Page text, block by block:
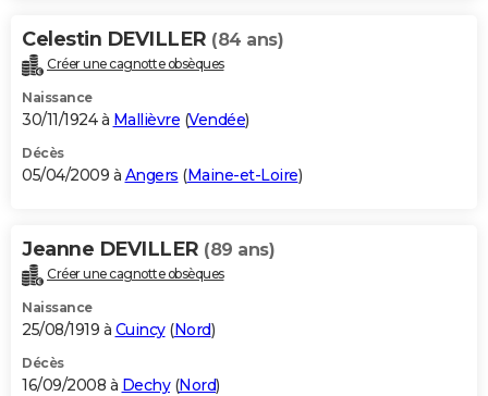
Celestin DEVILLER (84 ans)
Créer une cagnotte obsèques
Naissance
30/11/1924 à Mallièvre (Vendée)
Décès
05/04/2009 à Angers (Maine-et-Loire)
Jeanne DEVILLER (89 ans)
Créer une cagnotte obsèques
Naissance
25/08/1919 à Cuincy(Nord)
Décès
16/09/2008 à Dechy(Nord)